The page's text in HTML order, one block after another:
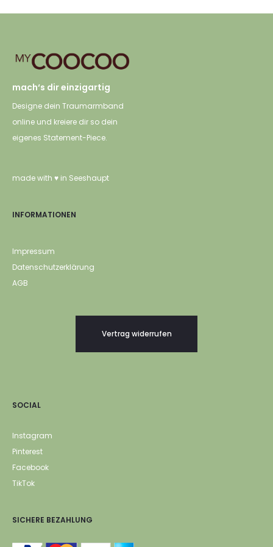
gewählt werden
mach‘s dir einzigartig
Designe dein Traumarmband
online und kreiere dir so dein
eigenes Statement-Piece.
made with ♥ in Seeshaupt
INFORMATIONEN
Impressum
Datenschutzerklärung
AGB
Vertrag widerrufen
SOCIAL
Instagram
Pinterest
Facebook
TikTok
SICHERE BEZAHLUNG